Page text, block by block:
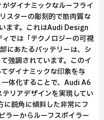
ダイナミックなルーフライ
スターの彫刻的で筋肉質な
ます。これはAudi Design
では「テクノロジーの可視
にあたるバッテリーは、シ
強調されています。このイ
ダイナミックな印象を与
体化することで、Audi A6
リアデザインを実現してい
鋭角に傾斜した非常にフ
ラーからルーフスポイラー